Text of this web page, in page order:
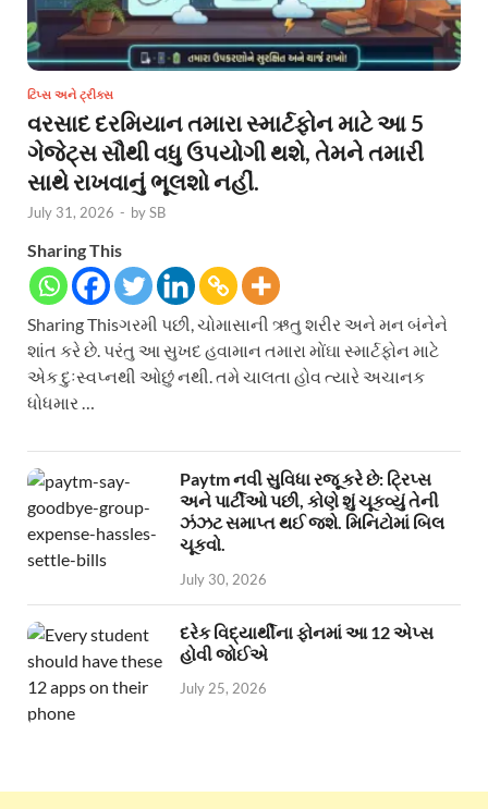
ટિપ્સ અને ટ્રીક્સ
વરસાદ દરમિયાન તમારા સ્માર્ટફોન માટે આ 5
ગેજેટ્સ સૌથી વધુ ઉપયોગી થશે, તેમને તમારી
સાથે રાખવાનું ભૂલશો નહીં.
July 31, 2026 - bySB
Sharing This
Sharing Thisગરમી પછી, ચોમાસાની ઋતુ શરીર અને મન બંનેને
શાંત કરે છે. પરંતુ આ સુખદ હવામાન તમારા મોંઘા સ્માર્ટફોન માટે
એક દુઃસ્વપ્નથી ઓછું નથી. તમે ચાલતા હોવ ત્યારે અચાનક
ધોધમાર …
Paytm નવી સુવિધા રજૂ કરે છે: ટ્રિપ્સ
અને પાર્ટીઓ પછી, કોણે શું ચૂકવ્યું તેની
ઝંઝટ સમાપ્ત થઈ જશે. મિનિટોમાં બિલ
ચૂકવો.
July 30, 2026
દરેક વિદ્યાર્થીના ફોનમાં આ 12 એપ્સ
હોવી જોઈએ
July 25, 2026